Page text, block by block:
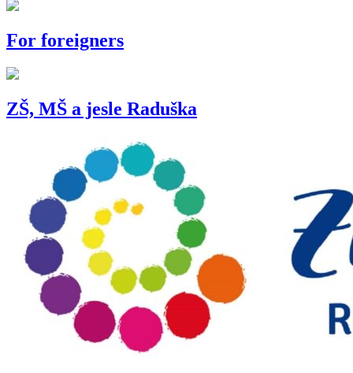
For foreigners
ZŠ, MŠ a jesle Raduška